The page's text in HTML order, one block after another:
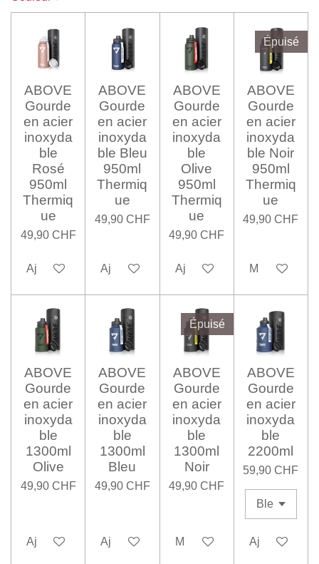
ABOVE
Gourde
en acier
inoxyda
ble
Rosé
950ml
Thermiq
ue
49,90 CHF
Ajouter au panier
ABOVE
Gourde
en acier
inoxyda
ble Bleu
950ml
Thermiq
ue
49,90 CHF
Ajouter au panier
ABOVE
Gourde
en acier
inoxyda
ble
Olive
950ml
Thermiq
ue
49,90 CHF
Ajouter au panier
Épuisé
ABOVE
Gourde
en acier
inoxyda
ble Noir
950ml
Thermiq
ue
49,90 CHF
M'avertir si
ABOVE
Gourde
en acier
inoxyda
ble
1300ml
Olive
49,90 CHF
Ajouter au panier
ABOVE
Gourde
en acier
inoxyda
ble
1300ml
Bleu
49,90 CHF
Ajouter au panier
Épuisé
ABOVE
Gourde
en acier
inoxyda
ble
1300ml
Noir
49,90 CHF
M'avertir si disponible
ABOVE
Gourde
en acier
inoxyda
ble
2200ml
59,90 CHF
Ajouter au